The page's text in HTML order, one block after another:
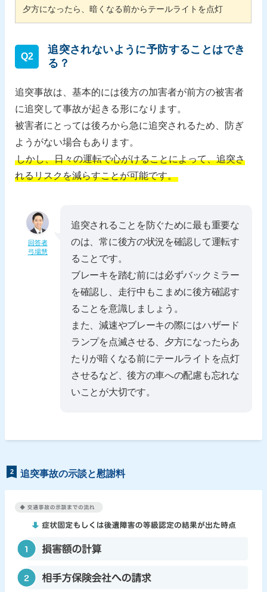
夕方になったら、暗くなる前からテールライトを点灯
Q2
追突されないように予防することはでき
る？
追突事故は、基本的には後方の加害者が前方の被害者
に追突して事故が起きる形になります。
被害者にとっては後ろから急に追突されるため、防ぎ
ようがない場合もあります。
しかし、日々の運転で心がけることによって、追突さ
れるリスクを減らすことが可能です。
回答者
弓場慧
追突されることを防ぐために最も重要な
のは、常に後方の状況を確認して運転す
ることです。
ブレーキを踏む前には必ずバックミラー
を確認し、走行中もこまめに後方確認す
ることを意識しましょう。
また、減速やブレーキの際にはハザード
ランプを点滅させる、夕方になったらあ
たりが暗くなる前にテールライトを点灯
させるなど、後方の車への配慮も忘れな
いことが大切です。
2 追突事故の示談と慰謝料